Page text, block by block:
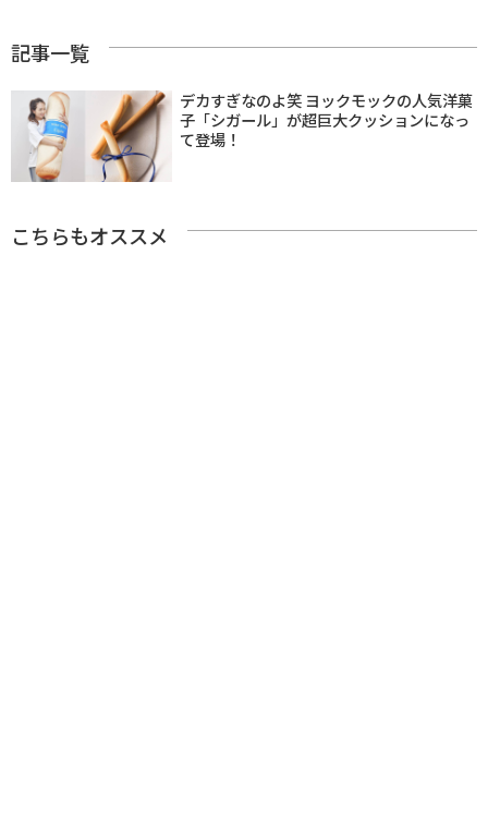
記事一覧
デカすぎなのよ笑 ヨックモックの人気洋菓
子「シガール」が超巨大クッションになっ
て登場！
こちらもオススメ